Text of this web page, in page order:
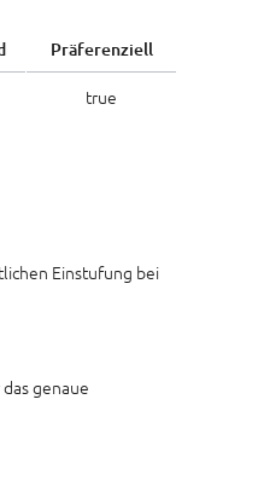
Präferenziell
true
Einstufung bei
genaue